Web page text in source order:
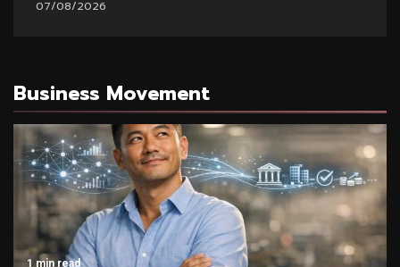
07/08/2026
Business Movement
1 min read